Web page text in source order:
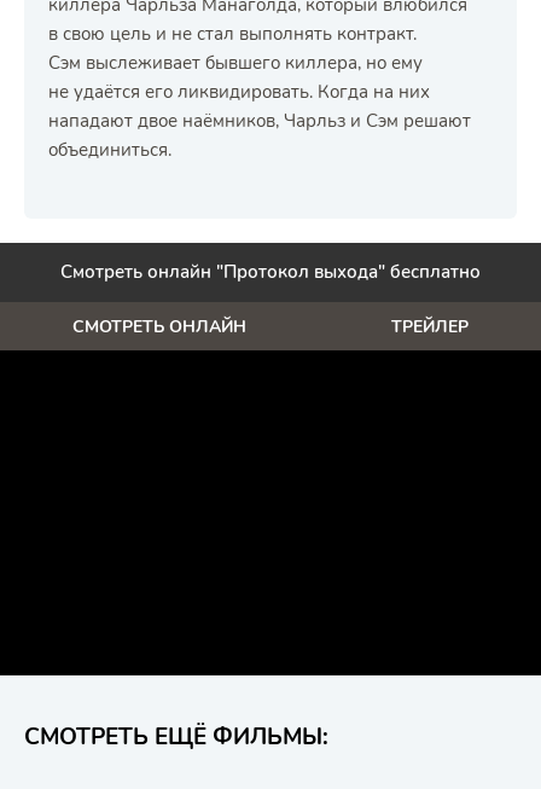
киллера Чарльза Манаголда, который влюбился
в свою цель и не стал выполнять контракт.
Сэм выслеживает бывшего киллера, но ему
не удаётся его ликвидировать. Когда на них
нападают двое наёмников, Чарльз и Сэм решают
объединиться.
Смотреть онлайн "Протокол выхода" бесплатно
СМОТРЕТЬ ОНЛАЙН ТРЕЙЛЕР
СМОТРЕТЬ ЕЩЁ ФИЛЬМЫ: